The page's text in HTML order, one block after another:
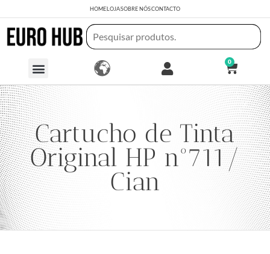
HOMELOJASOBRE NÓSCONTACTO
0
Cartucho de Tinta
Original HP nº711/
Cian